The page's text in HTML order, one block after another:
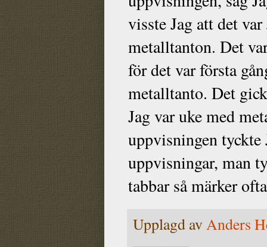
visste Jag att det
metalltanton. Det
för det var första
metalltanto. Det
Jag var uke med
uppvisningen tyckte
uppvisningar, man
tabbar så märker
Upplagd avAnders